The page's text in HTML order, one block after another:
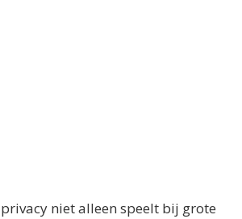
niet alleen speelt bij grote